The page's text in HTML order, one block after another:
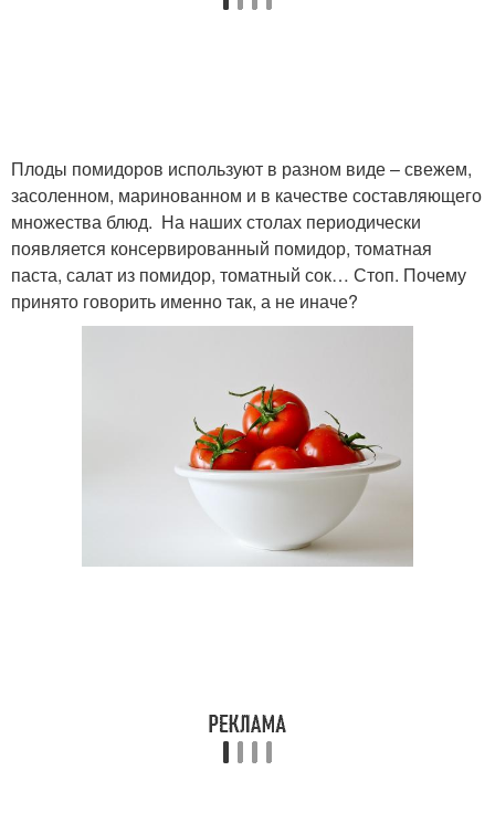
Плоды помидоров используют в разном виде – свежем,
засоленном, маринованном и в качестве составляющего
множества блюд. На наших столах периодически
появляется консервированный помидор, томатная
паста, салат из помидор, томатный сок… Стоп. Почему
принято говорить именно так, а не иначе?